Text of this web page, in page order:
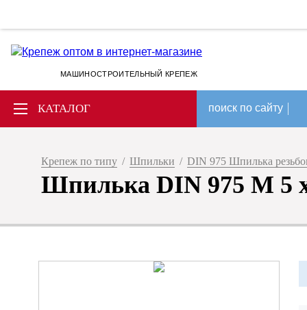
МАШИНОСТРОИТЕЛЬНЫЙ КРЕПЕЖ
КАТАЛОГ поиск по сайту
Крепеж по типу / Шпильки / DIN 975 Шпилька
Шпилька DIN 975 М 5 х